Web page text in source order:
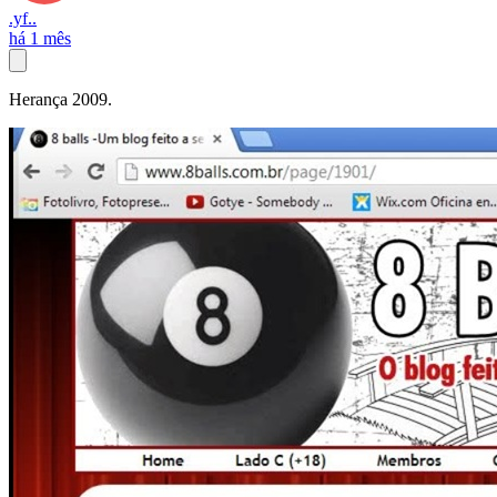
.yf..
há 1 mês
Herança 2009.